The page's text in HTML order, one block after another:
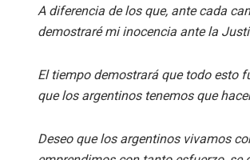
A diferencia de los que, ante cada
demostraré mi inocencia ante la
El tiempo demostrará que todo esto
que los argentinos tenemos que
Deseo que los argentinos vivamos